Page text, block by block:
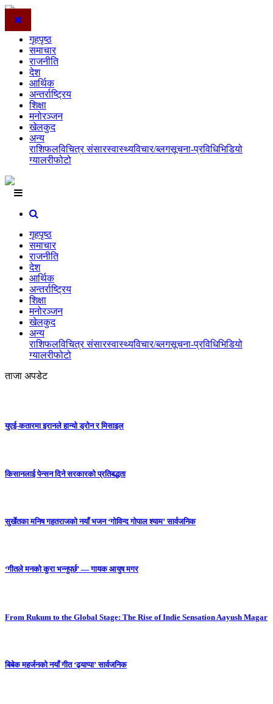
गृहपृष्ठ
समाचार
राजनीति
देश
आर्थिक
अन्तर्राष्ट्रिय
शिक्षा
मनोरञ्जन
खेलकुद
अन्य
राशिफलविचित्र संसारस्वास्थ्यविचार/ब्लगसूचना-प्रविधिभिडियो
ग्यालरीफोटो
गृहपृष्ठ
समाचार
राजनीति
देश
आर्थिक
अन्तर्राष्ट्रिय
शिक्षा
मनोरञ्जन
खेलकुद
अन्य
राशिफलविचित्र संसारस्वास्थ्यविचार/ब्लगसूचना-प्रविधिभिडियो
ग्यालरीफोटो
ताजा अपडेट
युएई-कतारमा इरानले हान्यो ड्रोन र मिसाइल
किसानलाई पेन्सन दिने सरकारको प्रतिबद्धता
सुर्खेतका मनिष गहतराजको नयाँ भजन ‘गोविन्द गोपाल श्याम’ सार्वजनिक
‘गीतले मनको कुरा भन्नुपर्छ’ — गायक आयुष मगर
From Rukum to the Global Stage: The Rise of Indie Sensation Aayush Magar
बिबेक महर्जनको नयाँ गीत ‘ढ्याप्पा’ सार्वजनिक